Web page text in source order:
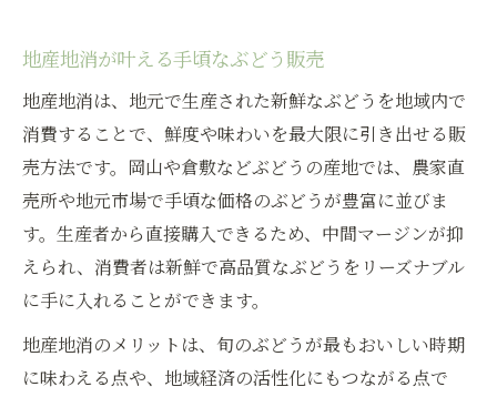
地産地消が叶える手頃なぶどう販売
地産地消は、地元で生産された新鮮なぶどうを地域内で
消費することで、鮮度や味わいを最大限に引き出せる販
売方法です。岡山や倉敷などぶどうの産地では、農家直
売所や地元市場で手頃な価格のぶどうが豊富に並びま
す。生産者から直接購入できるため、中間マージンが抑
えられ、消費者は新鮮で高品質なぶどうをリーズナブル
に手に入れることができます。
地産地消のメリットは、旬のぶどうが最もおいしい時期
に味わえる点や、地域経済の活性化にもつながる点で